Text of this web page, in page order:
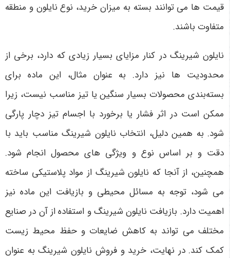
قیمت ها می توانند بسته به میزان خرید، نوع نایلون و منطقه
متفاوت باشند.
نایلون شیرینگ در کنار مزایای بسیار زیادی که دارد، برخی از
محدودیت ها نیز دارد. به عنوان مثال، این ماده برای
بسته‌بندی محصولات بسیار سنگین یا تیز مناسب نیست، زیرا
ممکن است در اثر فشار یا برخورد با اجسام تیز دچار پارگی
شود. به همین دلیل، انتخاب نایلون شیرینگ مناسب باید با
دقت و بر اساس نوع و ویژگی های محصول انجام شود.
همچنین، از آنجا که نایلون شیرینگ از مواد پلاستیکی ساخته
می شود، توجه به مسائل محیطی و بازیافت این ماده نیز
اهمیت دارد. بازیافت نایلون شیرینگ و استفاده از آن در صنایع
مختلف می تواند به کاهش ضایعات و حفظ محیط زیست
کمک کند. در نهایت، خرید و فروش نایلون شیرینگ به عنوان